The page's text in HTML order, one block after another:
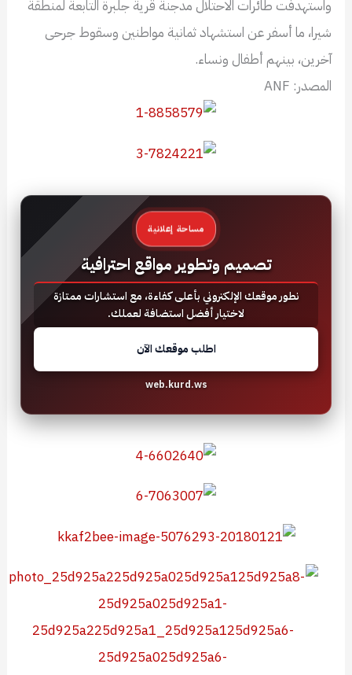
واستهدفت طائرات الاحتلال مدجنة قرية جلبرة التابعة لمنطقة
شيرا، ما أسفر عن استشهاد ثمانية مواطنين وسقوط جرحى
آخرين، بينهم أطفال ونساء.
المصدر: ANF
مساحة إعلانية
تصميم وتطوير مواقع احترافية
نطور موقعك الإلكتروني بأعلى كفاءة، مع استشارات ممتازة
لاختيار أفضل استضافة لعملك.
اطلب موقعك الآن
web.kurd.ws